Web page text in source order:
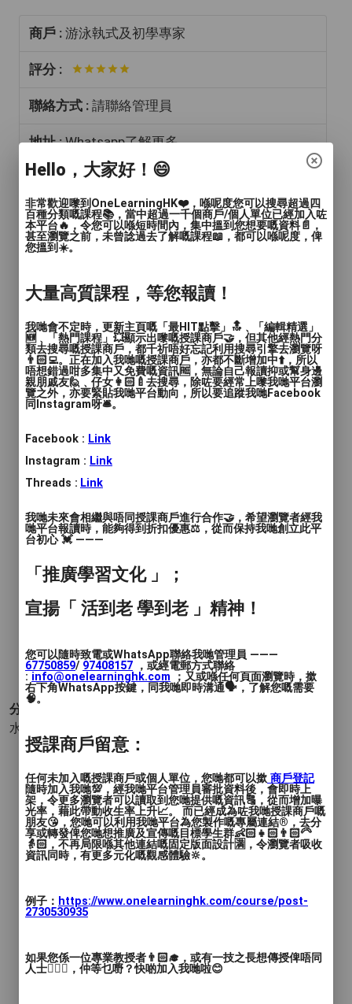
商戶 : 游泳執式及初學專家
評分 :
聯絡方式 : 請聯絡管理員
地址 :Whatsapp了解更多
簡介 :初學 / 執式無難到
商戶標誌
年齡範圍: 兒童(15歲或以下), 青年(15-24歲), 成人
(24-65歲)
語言: 廣東話, 普通話, 英文
人數: 1對1, 2至4人
教學模式 : 面授
價錢: $700
服務地區: 中西區, 灣仔區, 九龍城區, 觀塘區, 深水埗
區, 黃大仙區, 油尖旺區, 沙田區, 荃灣區, 屯門區
經驗特別擅長教比賽技巧也有教現役香港代
表隊學生
分類 :
水上運動 - 游泳
Hello，大家好！😄
非常歡迎嚟到OneLearningHK❤️，喺呢度您可以搜尋超過四
百種分類嘅課程📚，當中超過一千個商戶/個人單位已經加入咗
本平台🔥，令您可以喺短時間內，集中搵到您想要嘅資料📄，
甚至瀏覽之前，未曾諗過去了解嘅課程📖，都可以喺呢度，俾
您搵到☀️。
大量高質課程，等您報讀！
我哋會不定時，更新主頁嘅「最HIT點擊」🔝﹑「編輯精選」
🆕﹑「熱門課程」💥顯示出嚟嘅授課商戶🤝，但其他經熱門分
類去搜尋嘅授課商戶，都千祈唔好忘記利用搜尋引擎去瀏覽呀
👨🏻‍💻。正在加入我哋嘅授課商戶，亦都不斷增加中⬆️，所以
唔想錯過咁多集中又免費嘅資訊🆓，無論自己報讀抑或幫身邊
親朋戚友🙋﹑仔女👩🏻‍🍼去搜尋，除咗要經常上嚟我哋平台瀏
覽之外，亦要緊貼我哋平台動向，所以要追蹤我哋Facebook
同Instagram呀🛎️。
Facebook : Link
Instagram : Link
Threads : Link
我哋未來會相繼與唔同授課商戶進行合作🤝，希望瀏覽者經我
哋平台報讀時，能夠得到折扣優惠⚖️，從而保持我哋創立此平
台初心 💓 ———
「推廣學習文化 」；
宣揚「 活到老 學到老 」精神！
您可以隨時致電或WhatsApp聯絡我哋管理員 ———
67750859/ 97408157 ，或經電郵方式聯絡
: info@onelearninghk.com ；又或喺任何頁面瀏覽時，撳
右下角WhatsApp按鍵，同我哋即時溝通🗣️，了解您嘅需要
🧠。
授課商戶留意：
任何未加入嘅授課商戶或個人單位，您哋都可以撳 商戶登記
隨時加入我哋💯，經我哋平台管理員審批資料後，會即時上
架，令更多瀏覽者可以讀取到您哋提供嘅資訊🔠，從而增加曝
光率，藉此帶動收生率上升📈。 而已經成為咗我哋授課商戶嘅
朋友😘，您哋可以利用我哋平台為您製作嘅專屬連結®️，去分
享或轉發俾您哋想推廣及宣傳嘅目標學生群👶🏻👧🏻👨🏻‍🦳
👵🏻，不再局限喺其他連結嘅固定版面設計🈵，令瀏覽者吸收
資訊同時，有更多元化嘅觀感體驗🔆。
例子： https://www.onelearninghk.com/course/post-
2730530935
如果您係一位專業教授者👨🏻‍🎓，或有一技之長想傳授俾唔同
人士🙋🏻‍♂️，仲等乜嘢？快啲加入我哋啦😊